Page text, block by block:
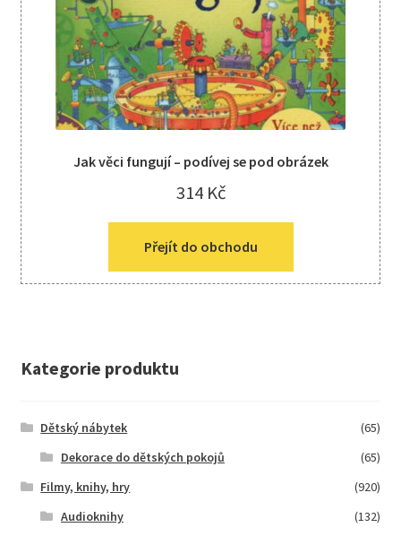
Jak věci fungují – podívej se pod obrázek
314 Kč
Přejít do obchodu
Kategorie produktu
Dětský nábytek
(65)
Dekorace do dětských pokojů
(65)
Filmy, knihy, hry
(920)
Audioknihy
(132)